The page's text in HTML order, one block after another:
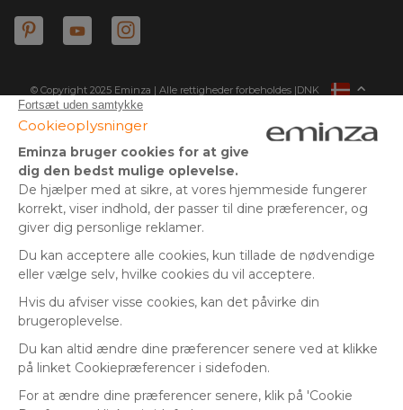
© Copyright 2025 Eminza | Alle rettigheder forbeholdes |
FRANKRIG
HOLLAND
DNK
* Du har 30 dage (fra modtagelsen eller afhentningen af din
pakke) til at returnere produkter og få refunderet dit beløb.
Gælder ikke store pakker.
** Afsendelse samme dag for alle ordrer afgivet før kl. 14.00
(1) 100 DKK i rabat ved køb på mindst 500 DKK, ekskl.
Tilbuddet gælder fra 02/08/2026 til og med 06/08/2026 ved
indtastning af koden 26SUMMER ved bestilling. Tilbuddet kan
ikke deles op, refunderes ikke og kan ikke kombineres med andre
kampagnekoder eller loyalitetsrabatter. Tilbuddet gælder ikke
gavekort.